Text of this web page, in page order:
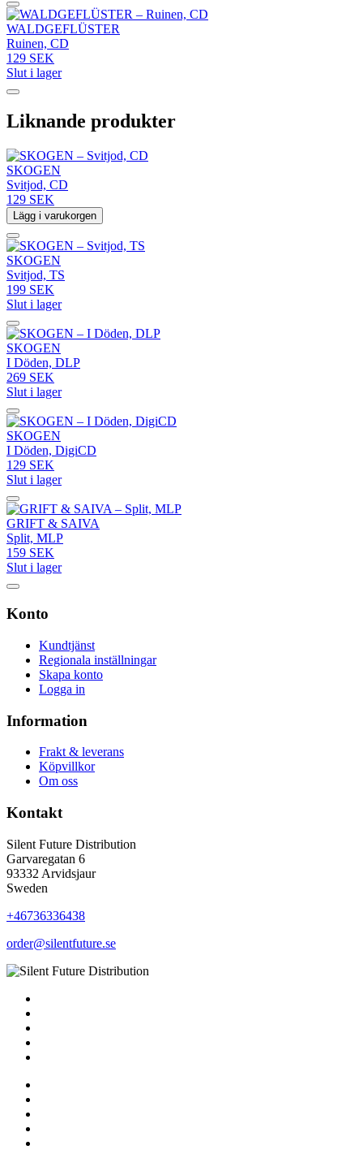
WALDGEFLÜSTER
Ruinen, CD
129 SEK
Slut i lager
Liknande produkter
SKOGEN
Svitjod, CD
129 SEK
Lägg i varukorgen
SKOGEN
Svitjod, TS
199 SEK
Slut i lager
SKOGEN
I Döden, DLP
269 SEK
Slut i lager
SKOGEN
I Döden, DigiCD
129 SEK
Slut i lager
GRIFT & SAIVA
Split, MLP
159 SEK
Slut i lager
Konto
Kundtjänst
Regionala inställningar
Skapa konto
Logga in
Information
Frakt & leverans
Köpvillkor
Om oss
Kontakt
Silent Future Distribution
Garvaregatan 6
93332 Arvidsjaur
Sweden
+46736336438
order@silentfuture.se